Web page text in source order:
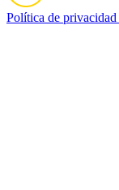
Política de privacidad